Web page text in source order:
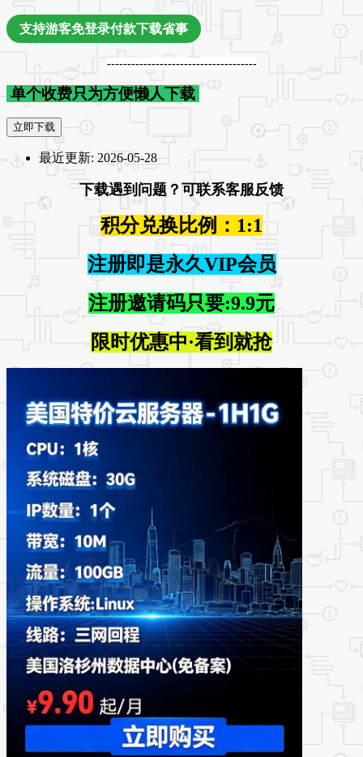
支持游客免登录付款下载省事
-------------------------------------
单个收费只为方便懒人下载
立即下载
最近更新: 2026-05-28
下载遇到问题？可联系客服反馈
积分兑换比例：1:1
注册即是永久VIP会员
注册邀请码只要:9.9元
限时优惠中·看到就抢